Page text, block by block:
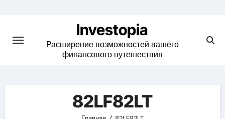
content
Investopia
Расширение возможностей вашего
финансового путешествия
82LF82LT